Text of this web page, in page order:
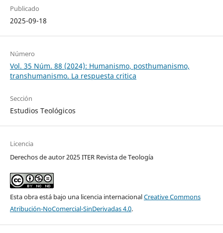
Publicado
2025-09-18
Número
Vol. 35 Núm. 88 (2024): Humanismo, posthumanismo,
transhumanismo. La respuesta critica
Sección
Estudios Teológicos
Licencia
Derechos de autor 2025 ITER Revista de Teología
Esta obra está bajo una licencia internacionalCreative Commons
Atribución-NoComercial-SinDerivadas 4.0.